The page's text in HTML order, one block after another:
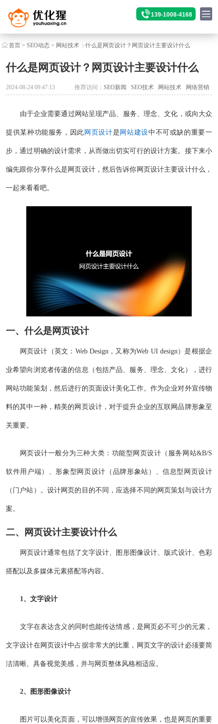
139-1008-4168
首页> SEO动态> 网站技术 什么是网页设计？网页设计主要设计什么
什么是网页设计？网页设计主要设计什么
2024-08-24 09:47:13 推荐访问：SEO新闻 SEO技术 网站技术 网络营销
由于企业需要通过网站呈现产品、服务、理念、文化，或向大众
提供某种功能服务，因此网页设计是网站建设中不可或缺的重要一
步，通过明确的设计需求，从而做出切实可行的设计方案。接下来小
编先跟你分享什么是网页设计，然后告诉你网页设计主要设计什么，
一起来看看吧。
一、什么是网页设计
网页设计（英文：Web Design，又称为Web UI design）是根据企
业希望向浏览者传递的信息（包括产品、服务、理念、文化），进行
网站功能策划，然后进行的页面设计美化工作。作为企业对外宣传物
料的其中一种，精美的网页设计，对于提升企业的互联网品牌形象至
关重要。
网页设计一般分为三种大类：功能型网页设计（服务网站&B/S
软件用户端）、形象型网页设计（品牌形象站）、信息型网页设计
（门户站）。设计网页的目的不同，应选择不同的网页策划与设计方
案。
二、网页设计主要设计什么
网页设计通常包括了文字设计、图形图像设计、版式设计、色彩
搭配以及多媒体元素搭配等内容。
1、文字设计
文字在表达含义的同时也能传达情感，是网页必不可少的元素，
文字设计在网页设计中占据非常大的比重，网页文字的设计必须要简
洁清晰、具备视觉美感，并与网页整体风格相适应。
2、图形图像设计
图片可以美化页面，可以增强网页的宣传效果，也是网页的重要